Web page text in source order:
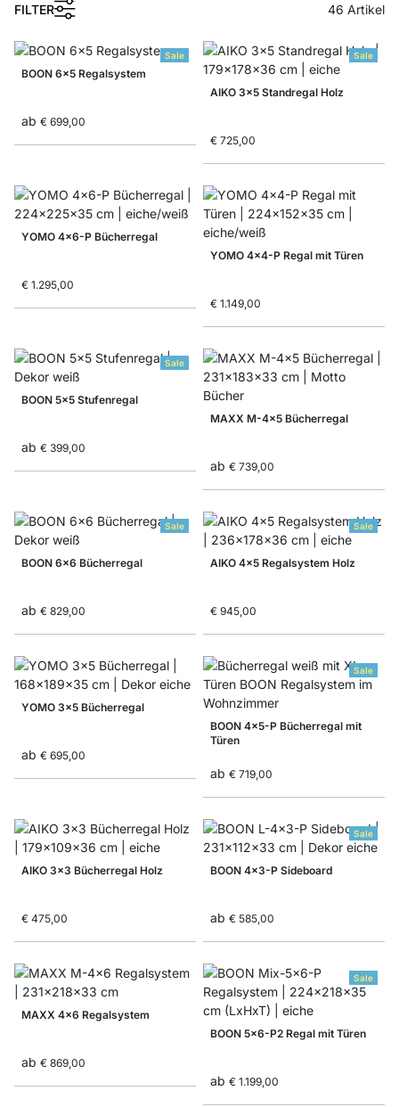
FILTER 46 Artikel
Sale
BOON 6x5 Regalsystem
ab € 699,00
Sale
AIKO 3x5 Standregal Holz
€ 725,00
YOMO 4x6-P Bücherregal
€ 1.295,00
YOMO 4x4-P Regal mit Türen
€ 1.149,00
Sale
BOON 5x5 Stufenregal
ab € 399,00
MAXX M-4x5 Bücherregal
ab € 739,00
Sale
BOON 6x6 Bücherregal
ab € 829,00
Sale
AIKO 4x5 Regalsystem Holz
€ 945,00
YOMO 3x5 Bücherregal
ab € 695,00
Sale
BOON 4x5-P Bücherregal mit
Türen
ab € 719,00
AIKO 3x3 Bücherregal Holz
€ 475,00
Sale
BOON 4x3-P Sideboard
ab € 585,00
MAXX 4x6 Regalsystem
ab € 869,00
Sale
BOON 5x6-P2 Regal mit Türen
ab € 1.199,00